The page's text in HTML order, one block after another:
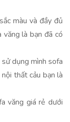
màu và đầy đủ
là bạn đã có
dụng mình sofa
thất cảu bạn là
văng giá rẻ dưới